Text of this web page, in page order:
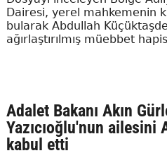
Dairesi, yerel mahkemenin
bularak Abdullah
ağırlaştırılmış müebbet
Adalet Bakanı Akın
Yazıcıoğlu'nun ailesini
kabul etti